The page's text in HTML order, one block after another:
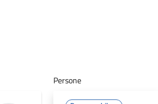
Persone